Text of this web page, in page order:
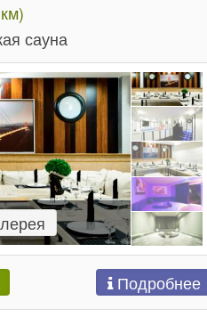
сауна
Подробнее